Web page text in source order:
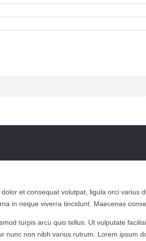
et consequat volutpat, ligula orci varius
in neque viverra tincidunt. Maecenas
turpis arcu quis tellus. Ut vulputate
non nibh varius rutrum. Lorem ipsum